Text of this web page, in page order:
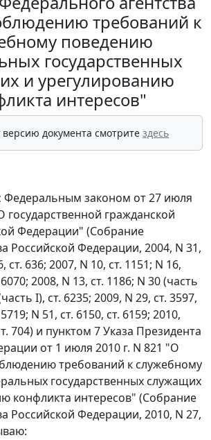
требований к
поведению
государственных
и урегулированию
интересов"
документа смотрите здесь
Федеральным законом от 27 июля
государственной гражданской
Федерации" (Собрание
Российской Федерации, 2004, N 31,
ст. 636; 2007, N 10, ст. 1151; N 16,
2008, N 13, ст. 1186; N 30 (часть
I), ст. 6235; 2009, N 29, ст. 3597,
N 51, ст. 6150, ст. 6159; 2010,
704) и пунктом 7 Указа Президента
от 1 июля 2010 г. N 821 "О
требований к служебному
государственных служащих
конфликта интересов" (Собрание
Российской Федерации, 2010, N 27,